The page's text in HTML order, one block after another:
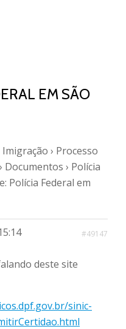
EM SÃO
Imigração › Processo
› Documentos › Polícia
Polícia Federal em
#49147
deste site
sinic-